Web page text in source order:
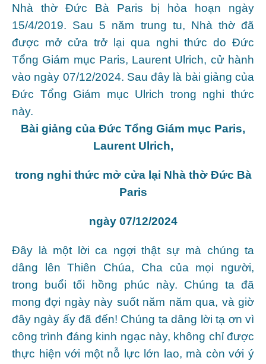
Nhà thờ Đức Bà Paris bị hỏa hoạn ngày
15/4/2019. Sau 5 năm trung tu, Nhà thờ đã
được mở cửa trở lại qua nghi thức do Đức
Tổng Giám mục Paris, Laurent Ulrich, cử hành
vào ngày 07/12/2024. Sau đây là bài giảng của
Đức Tổng Giám mục Ulrich trong nghi thức
này.
Bài giảng của Đức Tổng Giám mục Paris,
Laurent Ulrich,
trong nghi thức mở cửa lại Nhà thờ Đức Bà
Paris
ngày 07/12/2024
Đây là một lời ca ngợi thật sự mà chúng ta
dâng lên Thiên Chúa, Cha của mọi người,
trong buổi tối hồng phúc này. Chúng ta đã
mong đợi ngày này suốt năm năm qua, và giờ
đây ngày ấy đã đến! Chúng ta dâng lời tạ ơn vì
công trình đáng kinh ngạc này, không chỉ được
thực hiện với một nỗ lực lớn lao, mà còn với ý